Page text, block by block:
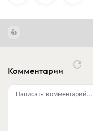
Комментарии
Написать комментарий...